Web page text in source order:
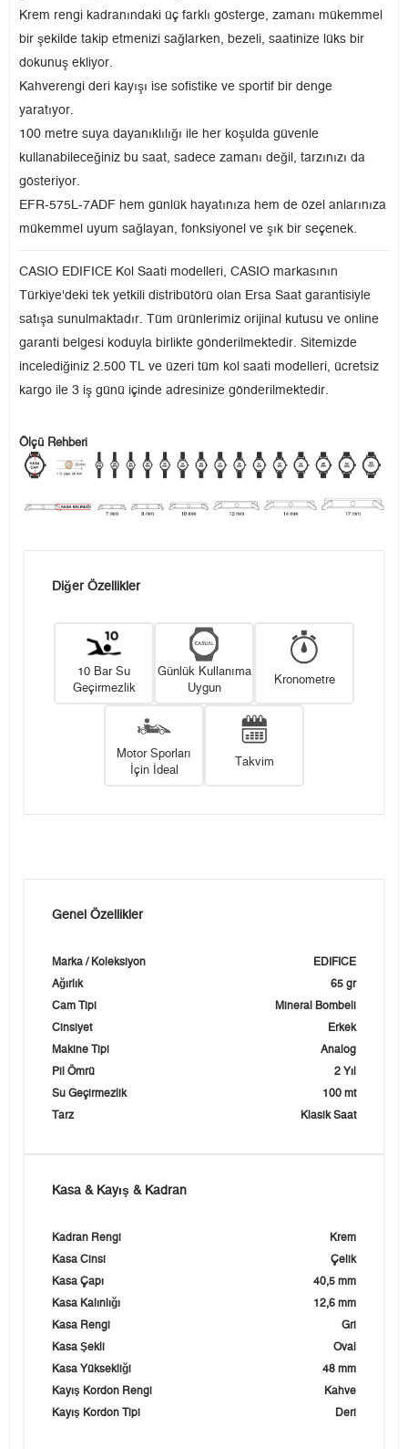
Krem rengi kadranındaki üç farklı gösterge, zamanı mükemmel
bir şekilde takip etmenizi sağlarken, bezeli, saatinize lüks bir
dokunuş ekliyor.
Kahverengi deri kayışı ise sofistike ve sportif bir denge
yaratıyor.
100 metre suya dayanıklılığı ile her koşulda güvenle
kullanabileceğiniz bu saat, sadece zamanı değil, tarzınızı da
gösteriyor.
EFR-575L-7ADF hem günlük hayatınıza hem de özel anlarınıza
mükemmel uyum sağlayan, fonksiyonel ve şık bir seçenek.
CASIO EDIFICE Kol Saati modelleri, CASIO markasının
Türkiye'deki tek yetkili distribütörü olan Ersa Saat garantisiyle
satışa sunulmaktadır. Tüm ürünlerimiz orijinal kutusu ve online
garanti belgesi koduyla birlikte gönderilmektedir. Sitemizde
incelediğiniz 2.500 TL ve üzeri tüm kol saati modelleri, ücretsiz
kargo ile 3 iş günü içinde adresinize gönderilmektedir.
Ölçü Rehberi
Diğer Özellikler
10 Bar Su
Geçirmezlik
Günlük Kullanıma
Uygun
Kronometre
Motor Sporları
İçin İdeal
Takvim
Genel Özellikler
Marka / Koleksiyon
EDIFICE
Ağırlık
65 gr
Cam Tipi
Mineral Bombeli
Cinsiyet
Erkek
Makine Tipi
Analog
Pil Ömrü
2 Yıl
Su Geçirmezlik
100 mt
Tarz
Klasik Saat
Kasa & Kayış & Kadran
Kadran Rengi
Krem
Kasa Cinsi
Çelik
Kasa Çapı
40,5 mm
Kasa Kalınlığı
12,6 mm
Kasa Rengi
Gri
Kasa Şekli
Oval
Kasa Yüksekliği
48 mm
Kayış Kordon Rengi
Kahve
Kayış Kordon Tipi
Deri